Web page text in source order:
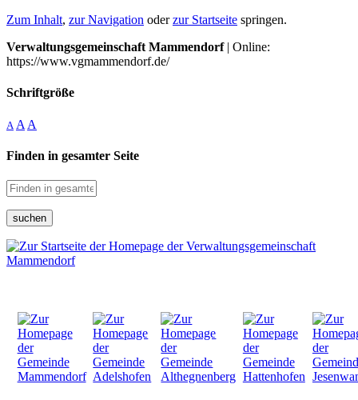
Zum Inhalt, zur Navigation oderzur Startseite springen.
Verwaltungsgemeinschaft Mammendorf| Online:
https://www.vgmammendorf.de/
Schriftgröße
A A A
Finden in gesamter Seite
suchen